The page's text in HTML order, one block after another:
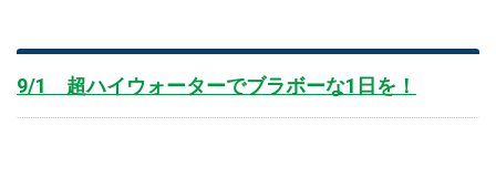
9/1 超ハイウォーターでブラボーな1日を！